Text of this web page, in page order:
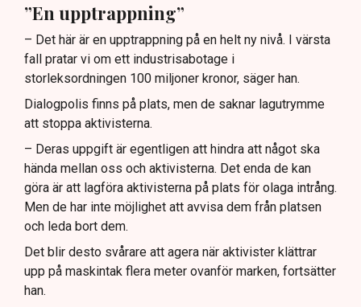
”En upptrappning”
– Det här är en upptrappning på en helt ny nivå. I värsta
fall pratar vi om ett industrisabotage i
storleksordningen 100 miljoner kronor, säger han.
Dialogpolis finns på plats, men de saknar lagutrymme
att stoppa aktivisterna.
– Deras uppgift är egentligen att hindra att något ska
hända mellan oss och aktivisterna. Det enda de kan
göra är att lagföra aktivisterna på plats för olaga intrång.
Men de har inte möjlighet att avvisa dem från platsen
och leda bort dem.
Det blir desto svårare att agera när aktivister klättrar
upp på maskintak flera meter ovanför marken, fortsätter
han.